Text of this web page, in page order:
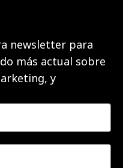
newsletter para
más actual sobre
y